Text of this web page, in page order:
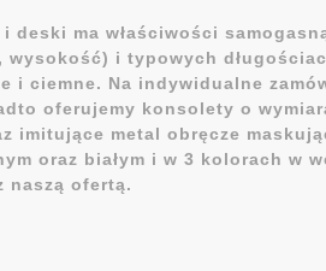
ma właściwości
i typowych
ciemne. Na indywidualne
oferujemy konsolety o
metal obręcze
oraz białym i w 3 kolorach w
naszą ofertą.